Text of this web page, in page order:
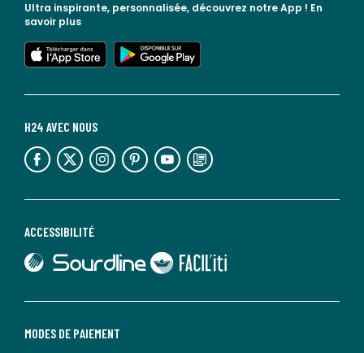
MODES DE PAIEMENT
ACCESSIBILITÉ
lien vers Sourdline
lien vers Faciliti
H24 AVEC NOUS
lien vers l'espace réseaux sociaux lien vers l'espace réseaux sociaux lien vers l'espace réseaux sociaux lien vers l'espace réseaux sociaux lien vers l'espace réseaux sociaux lien vers le blog la redoute
Ultra inspirante, personnalisée, découvrez notre App ! En
savoir plus
lien vers l'app store
lien vers google play